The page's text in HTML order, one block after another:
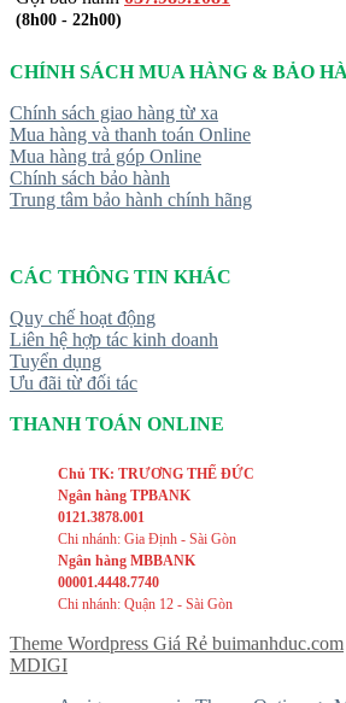
(8h00 - 22h00)
CHÍNH SÁCH MUA HÀNG & BẢO
Chính sách giao hàng từ xa
Mua hàng và thanh toán Online
Mua hàng trả góp Online
Chính sách bảo hành
Trung tâm bảo hành chính hãng
CÁC THÔNG TIN KHÁC
Quy chế hoạt động
Liên hệ hợp tác kinh doanh
Tuyển dụng
Ưu đãi từ đối tác
THANH TOÁN ONLINE
Chủ TK: TRƯƠNG THẾ ĐỨC
Ngân hàng TPBANK
0121.3878.001
Chi nhánh: Gia Định - Sài Gòn
Ngân hàng MBBANK
00001.4448.7740
Chi nhánh: Quận 12 - Sài Gòn
Theme Wordpress Giá Rẻ buimanhduc.com
MDIGI